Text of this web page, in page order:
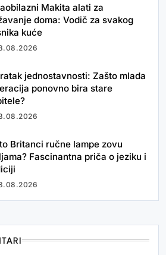
Makita alati za
doma: Vodič za svakog
kuće
jednostavnosti: Zašto mlada
ponovno bira stare
Britanci ručne lampe zovu
Fascinantna priča o jeziku i